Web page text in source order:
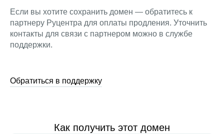
Если вы хотите сохранить домен — обратитесь к
партнеру Руцентра для оплаты продления. Уточнить
контакты для связи с партнером можно в службе
поддержки.
Обратиться в поддержку
Как получить этот домен